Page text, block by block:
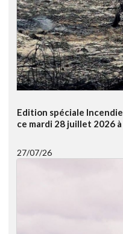
Edition spéciale
ce mardi 28 juillet 2026
27/07/26